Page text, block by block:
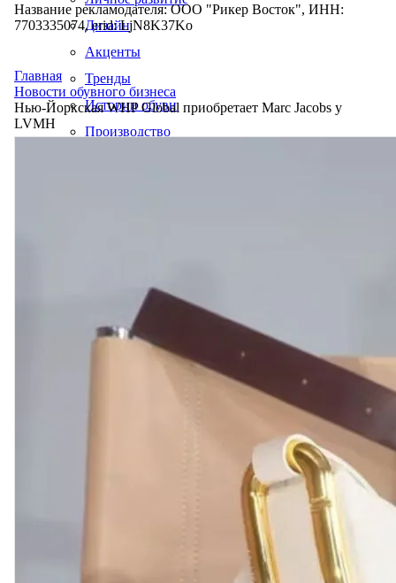
Дизайн
Акценты
Тренды
Истории обуви
Производство
Название рекламодателя: ООО "Рикер Восток", ИНН:
7703335074, erid: LjN8K37Ko
Главная
Новости обувного бизнеса
Нью-Йоркская WHP Global приобретает Marc Jacobs у
LVMH